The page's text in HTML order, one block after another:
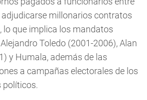
millonarios contratos
lo que implica los mandatos
Toledo (2001-2006), Alan
y Humala, además de las
a campañas electorales de los
políticos.